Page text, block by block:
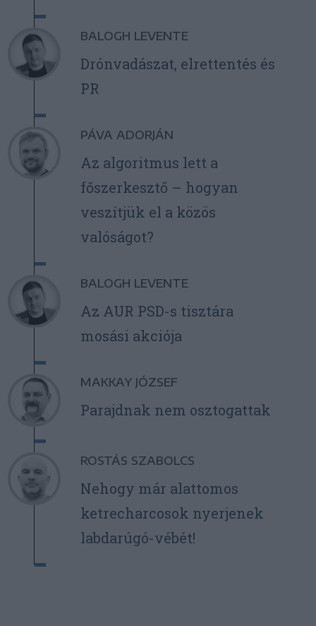
BALOGH LEVENTE
Drónvadászat, elrettentés és
PR
PÁVA ADORJÁN
Az algoritmus lett a
főszerkesztő – hogyan
veszítjük el a közös
valóságot?
BALOGH LEVENTE
Az AUR PSD-s tisztára
mosási akciója
MAKKAY JÓZSEF
Parajdnak nem osztogattak
ROSTÁS SZABOLCS
Nehogy már alattomos
ketrecharcosok nyerjenek
labdarúgó-vébét!